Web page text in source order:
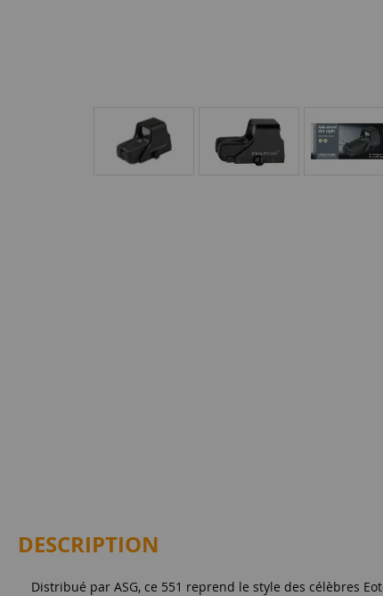
DESCRIPTION
Distribué par ASG, ce 551 reprend le style des célèbres